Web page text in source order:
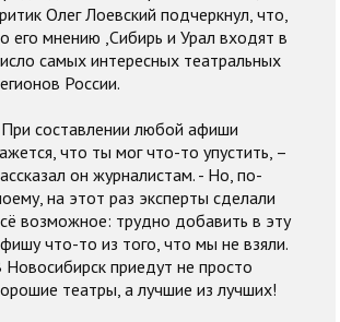
Олег Лоевский подчеркнул, что,
его мнению ,Сибирь и Урал входят в
самых интересных театральных
России.
составлении любой афиши
что ты мог что-то упустить, –
он журналистам. - Но, по-
на этот раз эксперты сделали
возможное: трудно добавить в эту
что-то из того, что мы не взяли.
Новосибирск приедут не просто
театры, а лучшие из лучших!